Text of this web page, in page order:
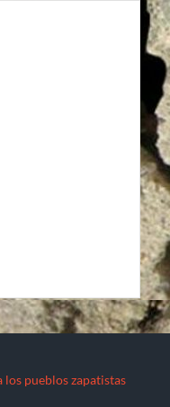
pueblos zapatistas